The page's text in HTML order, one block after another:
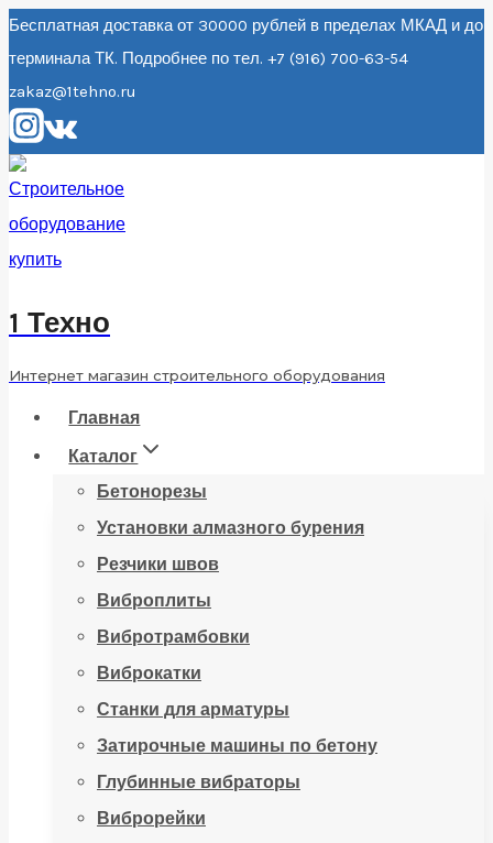
Перейти
к
содержанию
Бесплатная доставка от 30000 рублей в пределах МКАД и до
терминала ТК. Подробнее по тел. +7 (916) 700-63-54
zakaz@1tehno.ru
1 Техно
Интернет магазин строительного оборудования
Главная
Каталог
Бетонорезы
Установки алмазного бурения
Резчики швов
Виброплиты
Вибротрамбовки
Виброкатки
Станки для арматуры
Затирочные машины по бетону
Глубинные вибраторы
Виброрейки